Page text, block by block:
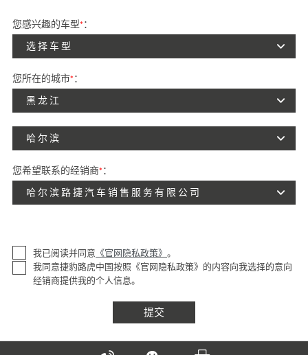
您感兴趣的车型*：
选择车型
您所在的城市*：
黑龙江
哈尔滨
您希望联系的经销商*：
哈尔滨路捷汽车销售服务有限公司
我已阅读并同意 《官网隐私政策》 。
我同意捷豹路虎中国按照《官网隐私政策》的内容向我选择的意向
经销商提供我的个人信息。